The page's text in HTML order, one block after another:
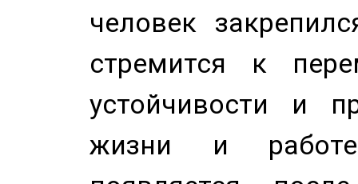
человек
стремится к
устойчивости и
жизни и